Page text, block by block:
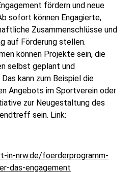
fördern und neue
sofort können Engagierte,
Zusammenschlüsse und
auf Förderung stellen.
können Projekte sein, die
selbst geplant und
kann zum Beispiel die
Angebots im Sportverein oder
zur Neugestaltung des
sein. Link:
in-nrw.de/foerderprogramm-
das-engagement